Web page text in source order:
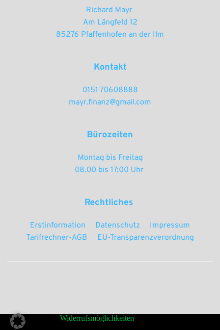
Richard Mayr
Am Längfeld 12
85276 Pfaffenhofen an der Ilm
Kontakt
0151 70608888
mayr.finanz@gmail.com
Bürozeiten
Montag bis Freitag
08.00 bis 17:00 Uhr
Rechtliches
Erstinformation Datenschutz
Impressum
Tarifrechner-AGB
EU-Transparenzverordnung
Widerrufsmöglichkeiten